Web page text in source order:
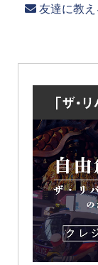
友達に教え